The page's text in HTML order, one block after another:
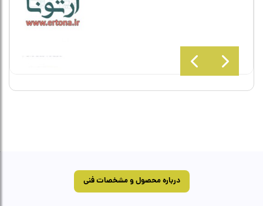
درباره محصول و مشخصات فنی